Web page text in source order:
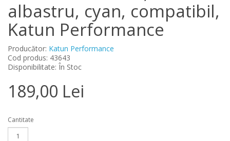
albastru, cyan, compatibil,
Katun Performance
Producător: Katun Performance
Cod produs: 43643
Disponibilitate: În Stoc
189,00 Lei
Cantitate